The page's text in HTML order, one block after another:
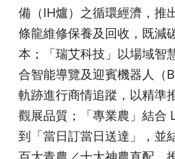
備（IH爐）之循環經濟，推
條龍維修保養及回收，既減
本；「瑞艾科技」以場域智
合智能導覽及迎賓機器人（
軌跡進行商情追蹤，以精準
觀展品質；「專業農」結合
到「當日訂當日送達」，並